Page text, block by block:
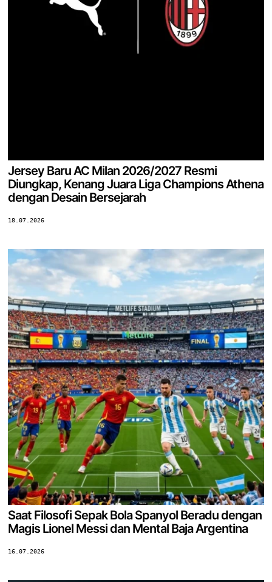
Jersey Baru AC Milan 2026/2027 Resmi
Diungkap, Kenang Juara Liga Champions Athena
dengan Desain Bersejarah
18.07.2026
Saat Filosofi Sepak Bola Spanyol Beradu dengan
Magis Lionel Messi dan Mental Baja Argentina
16.07.2026